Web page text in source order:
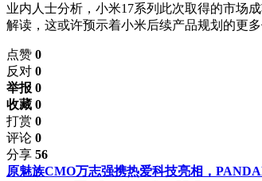
业内人士分析，小米17系列此次取得的市场
解读，这或许预示着小米后续产品规划的更多
点赞 0
反对 0
举报 0
收藏 0
打赏 0
评论 0
分享 56
原魅族CMO万志强携热爱科技亮相，